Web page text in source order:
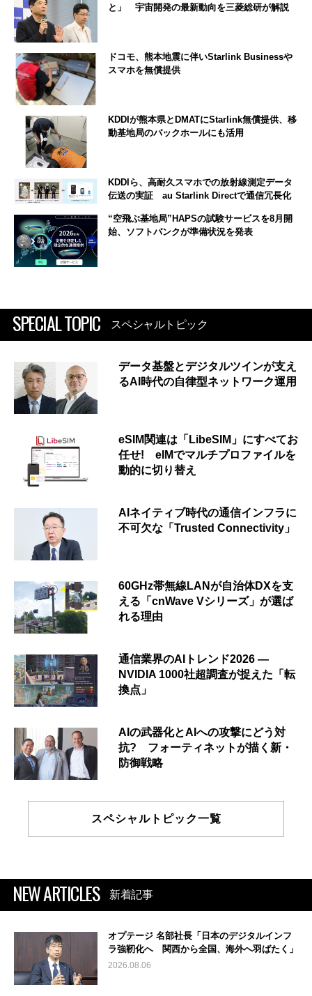
と」 宇宙開発の最新動向を三菱総研が解説
ドコモ、熊本地震に伴いStarlink Businessや
スマホを無償提供
KDDIが熊本県とDMATにStarlink無償提供、移
動基地局のバックホールにも活用
KDDIら、高耐久スマホでの放射線測定データ
伝送の実証 au Starlink Directで通信冗長化
“空飛ぶ基地局”HAPSの試験サービスを8月開
始、ソフトバンクが準備状況を発表
SPECIAL TOPIC スペシャルトピック
データ基盤とデジタルツインが支え
るAI時代の自律型ネットワーク運用
eSIM関連は「LibeSIM」にすべてお
任せ! eIMでマルチプロファイルを
動的に切り替え
AIネイティブ時代の通信インフラに
不可欠な「Trusted Connectivity」
60GHz帯無線LANが自治体DXを支
える「cnWave Vシリーズ」が選ば
れる理由
通信業界のAIトレンド2026 ―
NVIDIA 1000社超調査が捉えた「転
換点」
AIの武器化とAIへの攻撃にどう対
抗? フォーティネットが描く新・
防御戦略
スペシャルトピック一覧
NEW ARTICLES 新着記事
オプテージ 名部社長「日本のデジタルインフ
ラ強靭化へ 関西から全国、海外へ羽ばたく」
2026.08.06